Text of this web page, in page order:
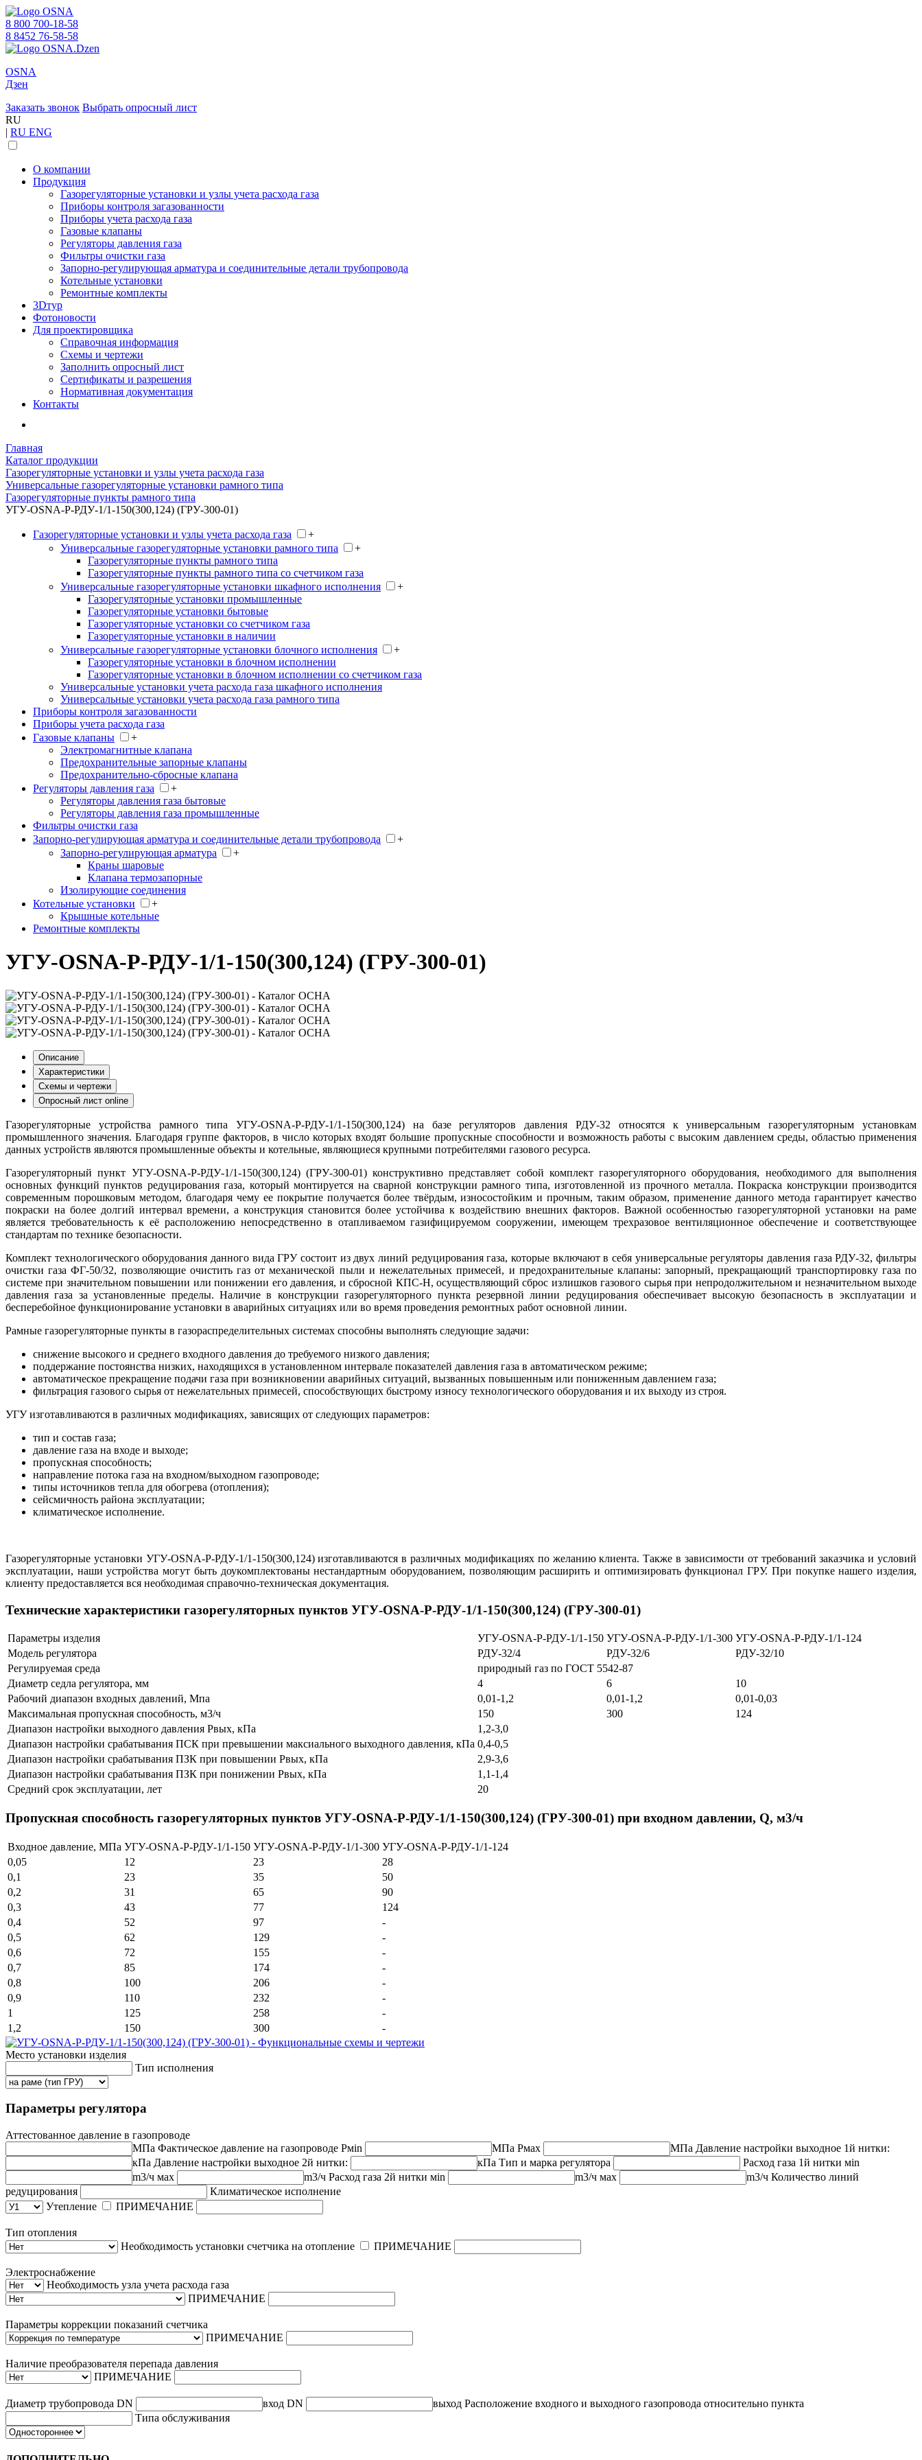
8 800 700-18-58
8 8452 76-58-58
OSNA
Дзен
Заказать звонок Выбрать опросный лист
RU
| RU ENG
О компании
Продукция
Газорегуляторные установки и узлы учета расхода газа
Приборы контроля загазованности
Приборы учета расхода газа
Газовые клапаны
Регуляторы давления газа
Фильтры очистки газа
Запорно-регулирующая арматура и соединительные детали трубопровода
Котельные установки
Ремонтные комплекты
3Dтур
Фотоновости
Для проектировщика
Справочная информация
Схемы и чертежи
Заполнить опросный лист
Сертификаты и разрешения
Нормативная документация
Контакты
Главная
Каталог продукции
Газорегуляторные установки и узлы учета расхода газа
Универсальные газорегуляторные установки рамного типа
Газорегуляторные пункты рамного типа
УГУ-OSNA-Р-РДУ-1/1-150(300,124) (ГРУ-300-01)
Газорегуляторные установки и узлы учета расхода газа
+
Универсальные газорегуляторные установки рамного типа
+
Газорегуляторные пункты рамного типа
Газорегуляторные пункты рамного типа со счетчиком газа
Универсальные газорегуляторные установки шкафного исполнения
+
Газорегуляторные установки промышленные
Газорегуляторные установки бытовые
Газорегуляторные установки со счетчиком газа
Газорегуляторные установки в наличии
Универсальные газорегуляторные установки блочного исполнения
+
Газорегуляторные установки в блочном исполнении
Газорегуляторные установки в блочном исполнении со счетчиком газа
Универсальные установки учета расхода газа шкафного исполнения
Универсальные установки учета расхода газа рамного типа
Приборы контроля загазованности
Приборы учета расхода газа
Газовые клапаны
+
Электромагнитные клапана
Предохранительные запорные клапаны
Предохранительно-сбросные клапана
Регуляторы давления газа
+
Регуляторы давления газа бытовые
Регуляторы давления газа промышленные
Фильтры очистки газа
Запорно-регулирующая арматура и соединительные детали трубопровода
+
Запорно-регулирующая арматура
+
Краны шаровые
Клапана термозапорные
Изолирующие соединения
Котельные установки
+
Крышные котельные
Ремонтные комплекты
УГУ-OSNA-Р-РДУ-1/1-150(300,124) (ГРУ-300-01)
Описание
Характеристики
Схемы и чертежи
Опросный лист online
Газорегуляторные устройства рамного типа УГУ-OSNA-Р-РДУ-1/1-150(300,124) на базе регуляторов давления РДУ-32 относятся к универсальным газорегуляторным установкам
промышленного значения. Благодаря группе факторов, в число которых входят большие пропускные способности и возможность работы с высоким давлением среды, областью применения
данных устройств являются промышленные объекты и котельные, являющиеся крупными потребителями газового ресурса.
Газорегуляторный пункт УГУ-OSNA-Р-РДУ-1/1-150(300,124) (ГРУ-300-01) конструктивно представляет собой комплект газорегуляторного оборудования, необходимого для выполнения
основных функций пунктов редуцирования газа, который монтируется на сварной конструкции рамного типа, изготовленной из прочного металла. Покраска конструкции производится
современным порошковым методом, благодаря чему ее покрытие получается более твёрдым, износостойким и прочным, таким образом, применение данного метода гарантирует качество
покраски на более долгий интервал времени, а конструкция становится более устойчива к воздействию внешних факторов. Важной особенностью газорегуляторной установки на раме
является требовательность к её расположению непосредственно в отапливаемом газифицируемом сооружении, имеющем трехразовое вентиляционное обеспечение и соответствующее
стандартам по технике безопасности.
Комплект технологического оборудования данного вида ГРУ состоит из двух линий редуцирования газа, которые включают в себя универсальные регуляторы давления газа РДУ-32, фильтры
очистки газа ФГ-50/32, позволяющие очистить газ от механической пыли и нежелательных примесей, и предохранительные клапаны: запорный, прекращающий транспортировку газа по
системе при значительном повышении или понижении его давления, и сбросной КПС-Н, осуществляющий сброс излишков газового сырья при непродолжительном и незначительном выходе
давления газа за установленные пределы. Наличие в конструкции газорегуляторного пункта резервной линии редуцирования обеспечивает высокую безопасность в эксплуатации и
бесперебойное функционирование установки в аварийных ситуациях или во время проведения ремонтных работ основной линии.
Рамные газорегуляторные пункты в газораспределительных системах способны выполнять следующие задачи:
снижение высокого и среднего входного давления до требуемого низкого давления;
поддержание постоянства низких, находящихся в установленном интервале показателей давления газа в автоматическом режиме;
автоматическое прекращение подачи газа при возникновении аварийных ситуаций, вызванных повышенным или пониженным давлением газа;
фильтрация газового сырья от нежелательных примесей, способствующих быстрому износу технологического оборудования и их выходу из строя.
УГУ изготавливаются в различных модификациях, зависящих от следующих параметров:
тип и состав газа;
давление газа на входе и выходе;
пропускная способность;
направление потока газа на входном/выходном газопроводе;
типы источников тепла для обогрева (отопления);
сейсмичность района эксплуатации;
климатическое исполнение.
Газорегуляторные установки УГУ-OSNA-Р-РДУ-1/1-150(300,124) изготавливаются в различных модификациях по желанию клиента. Также в зависимости от требований заказчика и условий
эксплуатации, наши устройства могут быть доукомплектованы нестандартным оборудованием, позволяющим расширить и оптимизировать функционал ГРУ. При покупке нашего изделия,
клиенту предоставляется вся необходимая справочно-техническая документация.
Технические характеристики газорегуляторных пунктов УГУ-OSNA-Р-РДУ-1/1-150(300,124) (ГРУ-300-01)
Параметры изделия УГУ-OSNA-Р-РДУ-1/1-150 УГУ-OSNA-Р-РДУ-1/1-300 УГУ-OSNA-Р-РДУ-1/1-124
Модель регулятора
РДУ-32/4 РДУ-32/6
РДУ-32/10
Регулируемая среда
природный газ по ГОСТ 5542-87
Диаметр седла регулятора, мм
4 6
10
Рабочий диапазон входных давлений, Мпа
0,01-1,2 0,01-1,2
0,01-0,03
Максимальная пропускная способность, м3/ч
150 300
124
Диапазон настройки выходного давления Pвых, кПа
1,2-3,0
Диапазон настройки срабатывания ПСК при превышении максиального выходного давления, кПа 0,4-0,5
Диапазон настройки срабатывания ПЗК при повышении Pвых, кПа
2,9-3,6
Диапазон настройки срабатывания ПЗК при понижении Pвых, кПа
1,1-1,4
Средний срок эксплуатации, лет
20
Пропускная способность газорегуляторных пунктов УГУ-OSNA-Р-РДУ-1/1-150(300,124) (ГРУ-300-01) при входном давлении, Q, м3/ч
Входное давление, МПа УГУ-OSNA-Р-РДУ-1/1-150 УГУ-OSNA-Р-РДУ-1/1-300 УГУ-OSNA-Р-РДУ-1/1-124
0,05
12 23
28
0,1
23 35
50
0,2
31 65
90
0,3
43 77
124
0,4
52 97
-
0,5
62 129
-
0,6
72 155
-
0,7
85 174
-
0,8
100 206
-
0,9
110 232
-
1
125 258
-
1,2
150 300 -
Место установки изделия
Тип исполнения
Параметры регулятора
Аттестованное давление в газопроводе
МПа Фактическое давление на газопроводе Рмin МПа Рмах МПа Давление настройки выходное 1й нитки:
кПа Давление настройки выходное 2й нитки: кПа Тип и марка регулятора Расход газа 1й нитки мin
m3/ч мах m3/ч Расход газа 2й нитки мin m3/ч мах m3/ч Количество линий
редуцирования
Климатическое исполнение
Утепление
ПРИМЕЧАНИЕ
Тип отопления
Необходимость установки счетчика на отопление
ПРИМЕЧАНИЕ
Электроснабжение
Необходимость узла учета расхода газа
ПРИМЕЧАНИЕ
Параметры коррекции показаний счетчика
ПРИМЕЧАНИЕ
Наличие преобразователя перепада давления
ПРИМЕЧАНИЕ
Диаметр трубопровода DN вход DN выход Расположение входного и выходного газопровода относительно пункта
Типа обслуживания